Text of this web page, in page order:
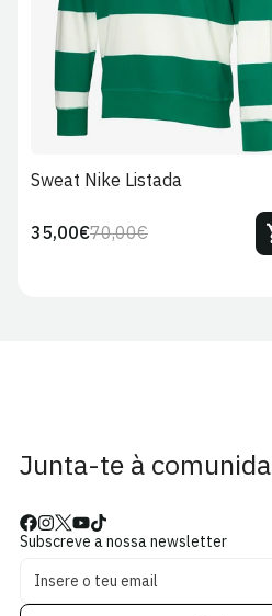
Sweat Nike Listada
Preço
70,00€Preço
35,00€
Junta-te à
Subscreve a nossa newsletter